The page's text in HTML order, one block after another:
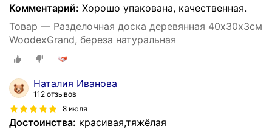
Комментарий: Хорошо упакована, качественная.
Товар — Разделочная доска деревянная 40х30х3см
WoodexGrand, береза натуральная
Наталия Иванова
112 отзывов
8 июля
Достоинства: красивая,тяжёлая